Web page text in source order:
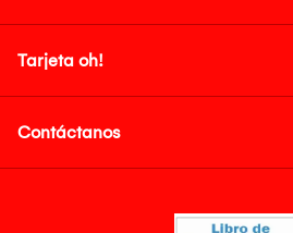
Tarjeta oh!
Contáctanos